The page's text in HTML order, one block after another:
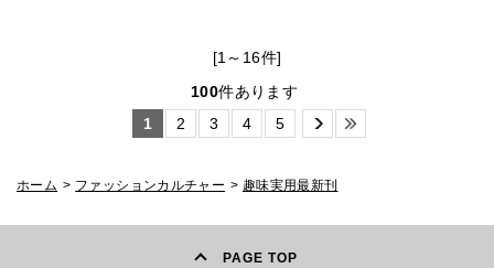
[1～16件]
100件あります
1
2 3 4 5
ホーム > ファッションカルチャー > 趣味実用最新刊
PAGE TOP